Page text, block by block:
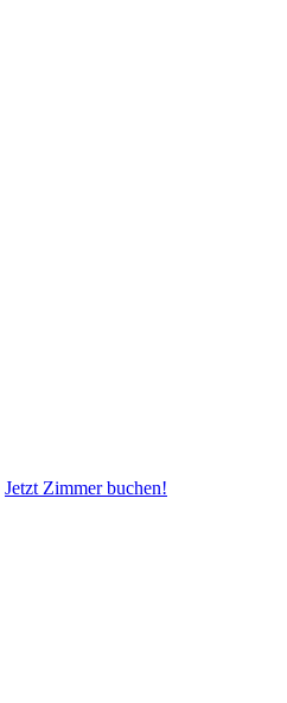
Jetzt Zimmer buchen!